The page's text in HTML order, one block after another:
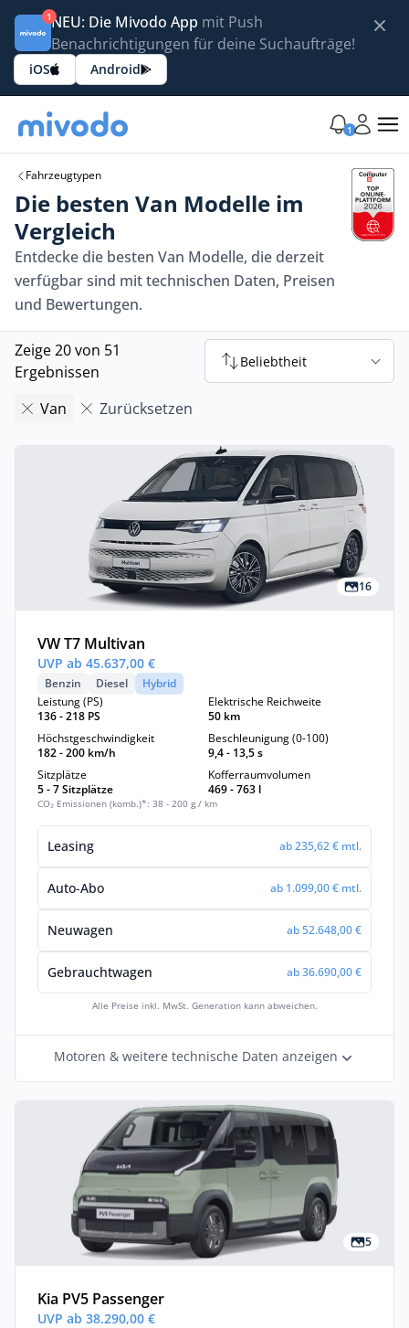
1NEU: Die Mivodo App mit Push
Benachrichtigungen für deine Suchaufträge!
iOS Android
1
Fahrzeugtypen
Die besten Van Modelle im
Vergleich
Entdecke die besten Van Modelle, die derzeit
verfügbar sind mit technischen Daten, Preisen
und Bewertungen.
Zeige 20 von 51
Ergebnissen
Beliebtheit
Van Zurücksetzen
16
VW T7 Multivan
UVP ab 45.637,00 €
Benzin Diesel
Hybrid
Leistung (PS)
136 - 218 PS
Elektrische Reichweite
50 km
Höchstgeschwindigkeit
182 - 200 km/h
Beschleunigung (0-100)
9,4 - 13,5 s
Sitzplätze
5 - 7 Sitzplätze
Kofferraumvolumen
469 - 763 l
CO₂ Emissionen (komb.)*: 38 - 200 g / km
Leasing ab 235,62 € mtl.
Auto-Abo ab 1.099,00 € mtl.
Neuwagen ab 52.648,00 €
Gebrauchtwagen ab 36.690,00 €
Alle Preise inkl. MwSt. Generation kann abweichen.
Motoren & weitere technische Daten anzeigen
5
Kia PV5 Passenger
UVP ab 38.290,00 €